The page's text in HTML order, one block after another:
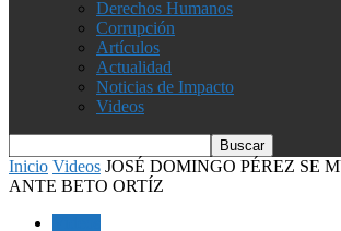
Derechos Humanos
Corrupción
Artículos
Actualidad
Noticias de Impacto
Videos
Inicio Videos JOSÉ DOMINGO PÉREZ SE
ANTE BETO ORTÍZ